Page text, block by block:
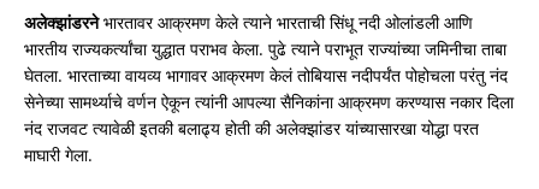
अलेक्झांडरनेभारतावर आक्रमण केले त्याने भारताची सिंधू नदी ओलांडली आणि
भारतीय राज्यकर्त्यांचा युद्धात पराभव केला. पुढे त्याने पराभूत राज्यांच्या जमिनीचा ताबा
घेतला. भारताच्या वायव्य भागावर आक्रमण केलं तोबियास नदीपर्यंत पोहोचला परंतु नंद
सेनेच्या सामर्थ्याचे वर्णन ऐकून त्यांनी आपल्या सैनिकांना आक्रमण करण्यास नकार दिला
नंद राजवट त्यावेळी इतकी बलाढ्य होती की अलेक्झांडर यांच्यासारखा योद्धा परत
माघारी गेला.